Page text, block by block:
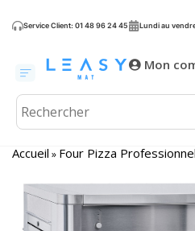
Service Client: 01 48 96 24 45 Lundi au
Mon
Accueil » Four Pizza Professionnel